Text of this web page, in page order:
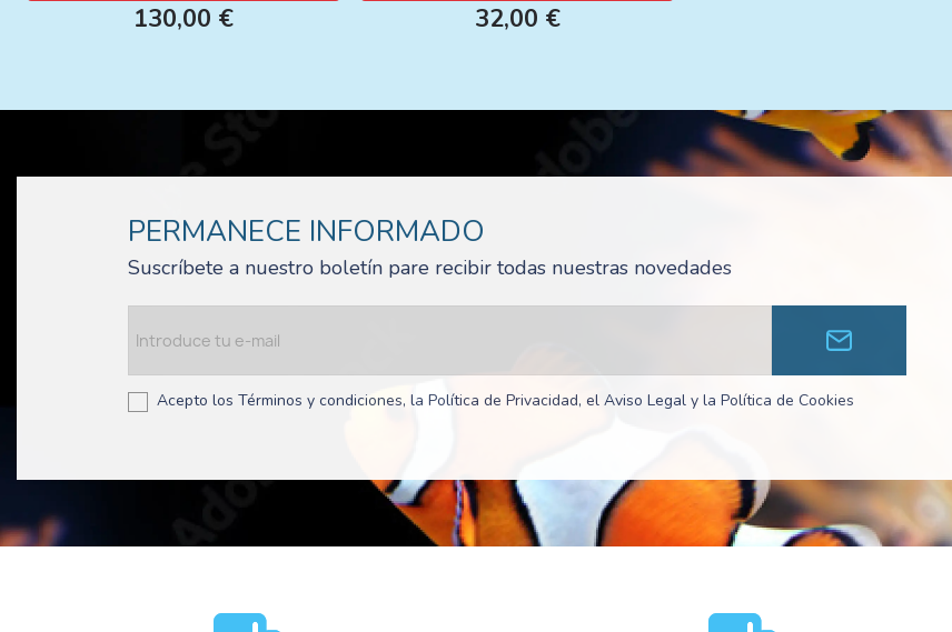
130,00 € 32,00 €
PERMANECE INFORMADO
Suscríbete a nuestro boletín pare recibir todas nuestras novedades
Acepto los Términos y condiciones, la Política de Privacidad, el Aviso Legal y la Política de Cookies